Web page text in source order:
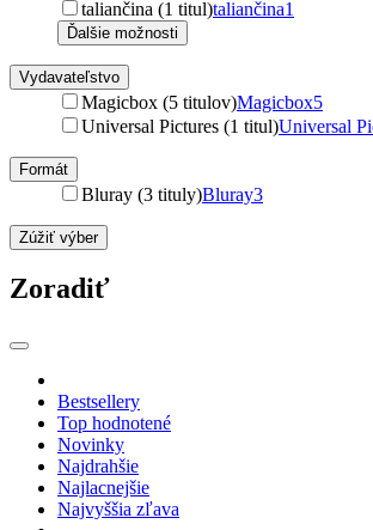
taliančina (1 titul)taliančina1
Ďalšie možnosti
Vydavateľstvo
Magicbox (5 titulov)Magicbox5
Universal Pictures (1 titul)Universal
Formát
Bluray (3 tituly)Bluray3
Zúžiť výber
Zoradiť
Bestsellery
Top hodnotené
Novinky
Najdrahšie
Najlacnejšie
Najvyššia zľava